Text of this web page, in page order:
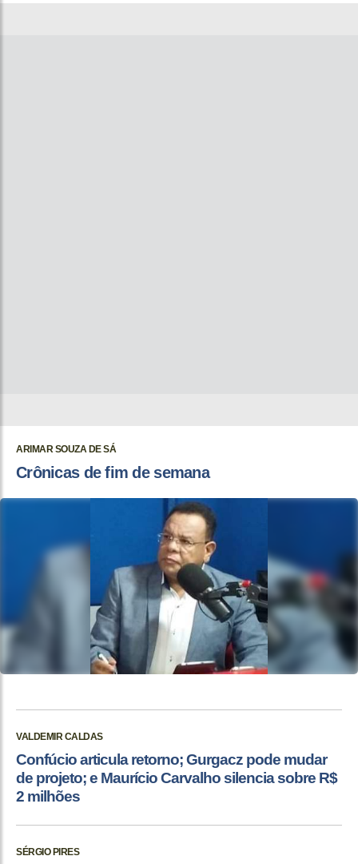
ARIMAR SOUZA DE SÁ
Crônicas de fim de semana
VALDEMIR CALDAS
Confúcio articula retorno; Gurgacz pode mudar
de projeto; e Maurício Carvalho silencia sobre R$
2 milhões
SÉRGIO PIRES